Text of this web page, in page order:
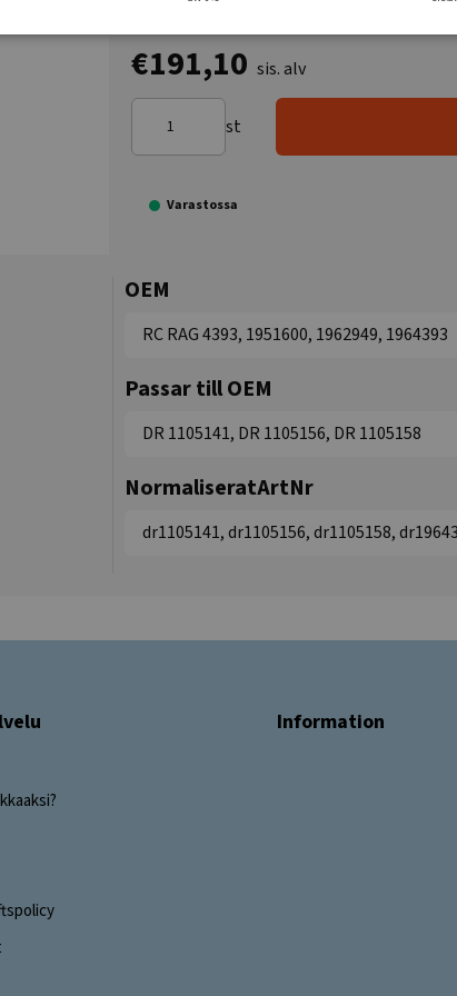
€191,10 sis. alv
st
Varastossa
OEM
RC RAG 4393, 1951600, 1962949, 1964393
Passar till OEM
DR 1105141, DR 1105156, DR 1105158
NormaliseratArtNr
dr1105141, dr1105156, dr1105158,
Information